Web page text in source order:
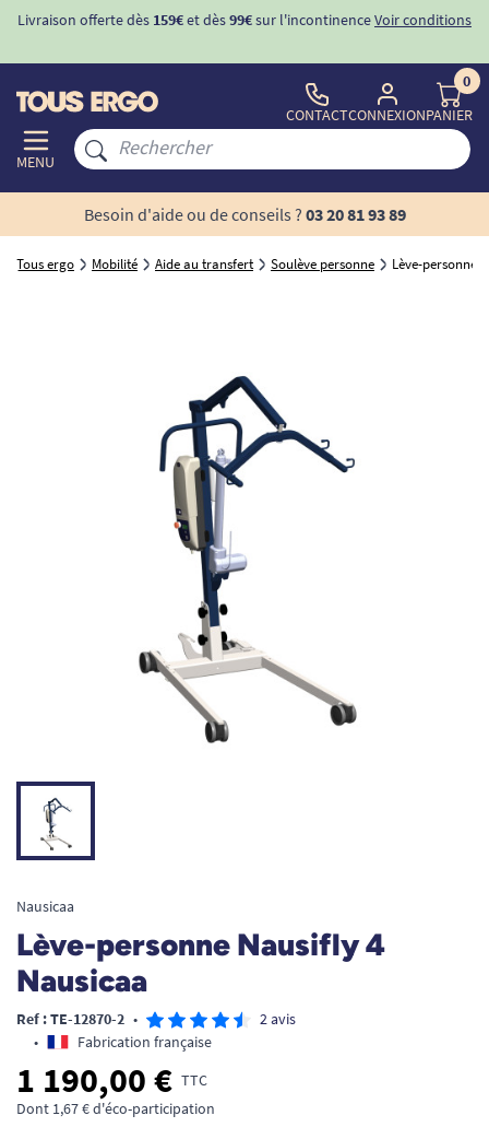
Livraison offerte dès 159€et dès99€sur l'incontinenceVoir conditions
MENU
CONTACTCONNEXION
0
PANIER
Besoin d'aide ou de conseils ? 03 20 81 93 89
Tous ergo Mobilité Aide au transfert Soulève personne Lève-personne
Nausicaa
Lève-personne Nausifly 4
Nausicaa
Ref : TE-12870-2 •
2 avis
•
Fabrication française
1 190,00 € TTC
Dont 1,67 € d'éco-participation